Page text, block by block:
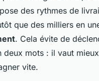
des rythmes de
que des milliers en
. Cela évite de
deux mots : il vaut
vite.